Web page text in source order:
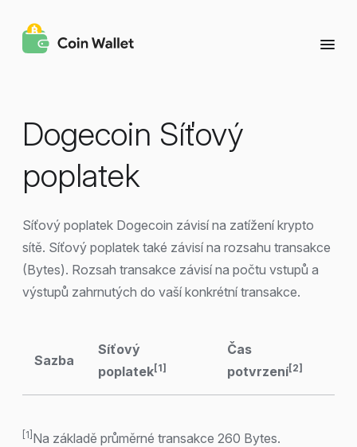
Dogecoin Síťový
poplatek
Síťový poplatek Dogecoin závisí na zatížení krypto
sítě. Síťový poplatek také závisí na rozsahu transakce
(Bytes). Rozsah transakce závisí na počtu vstupů a
výstupů zahrnutých do vaší konkrétní transakce.
Sazba
Síťový
poplatek[1]
Čas
potvrzení[2]
[1] Na základě průměrné transakce 260 Bytes.